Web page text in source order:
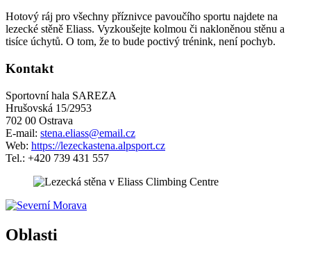
Hotový ráj pro všechny příznivce pavoučího sportu najdete na
lezecké stěně Eliass. Vyzkoušejte kolmou či nakloněnou stěnu a
tisíce úchytů. O tom, že to bude poctivý trénink, není pochyb.
Kontakt
Sportovní hala SAREZA
Hrušovská 15/2953
702 00 Ostrava
E-mail: stena.eliass@email.cz
Web: https://lezeckastena.alpsport.cz
Tel.: +420 739 431 557
−
Oblasti